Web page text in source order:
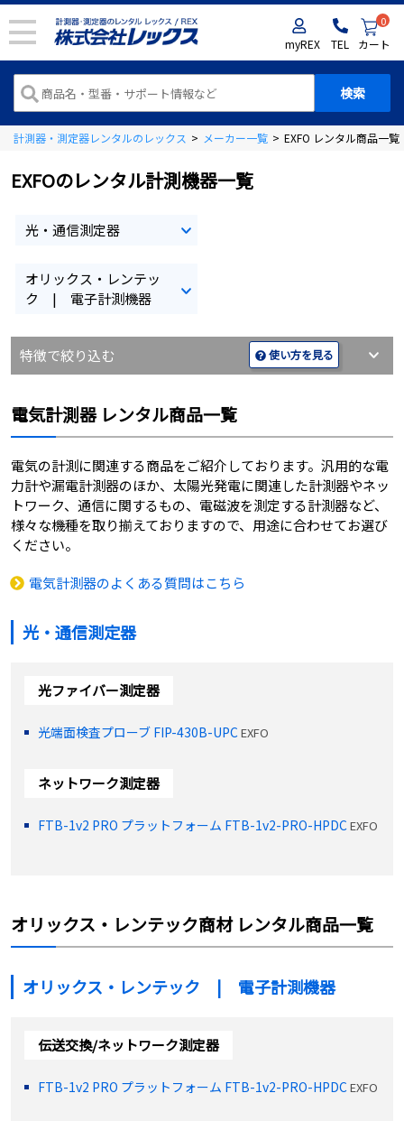
myREX TEL
0
カート
計測器・測定器レンタルのレックス > メーカー一覧 > EXFO レンタル商品一覧
EXFOのレンタル計測機器一覧
光・通信測定器
オリックス・レンテッ
ク | 電子計測機器
使い方を見る
特徴で絞り込む
電気計測器 レンタル商品一覧
電気の計測に関連する商品をご紹介しております。汎用的な電
力計や漏電計測器のほか、太陽光発電に関連した計測器やネッ
トワーク、通信に関するもの、電磁波を測定する計測器など、
様々な機種を取り揃えておりますので、用途に合わせてお選び
ください。
電気計測器のよくある質問はこちら
光・通信測定器
光ファイバー測定器
光端面検査プローブ FIP-430B-UPCEXFO
ネットワーク測定器
FTB-1v2 PRO プラットフォーム FTB-1v2-PRO-HPDCEXFO
オリックス・レンテック商材 レンタル商品一覧
オリックス・レンテック | 電子計測機器
伝送交換/ネットワーク測定器
FTB-1v2 PRO プラットフォーム FTB-1v2-PRO-HPDCEXFO